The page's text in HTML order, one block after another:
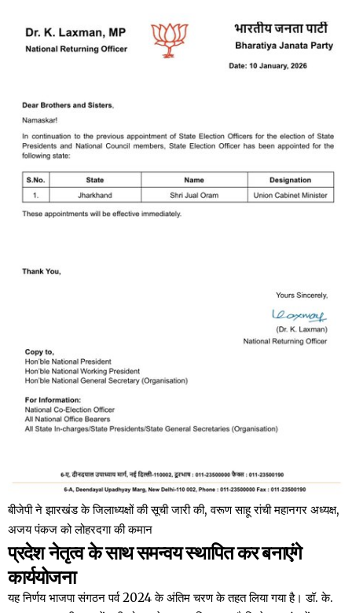
बीजेपी ने झारखंड के जिलाध्यक्षों की सूची जारी की, वरूण साहू रांची महानगर अध्यक्ष,
अजय पंकज को लोहरदगा की कमान
प्रदेश नेतृत्व के साथ समन्वय स्थापित कर बनाएंगे
कार्ययोजना
यह निर्णय भाजपा संगठन पर्व 2024 के अंतिम चरण के तहत लिया गया है। डॉ. के.